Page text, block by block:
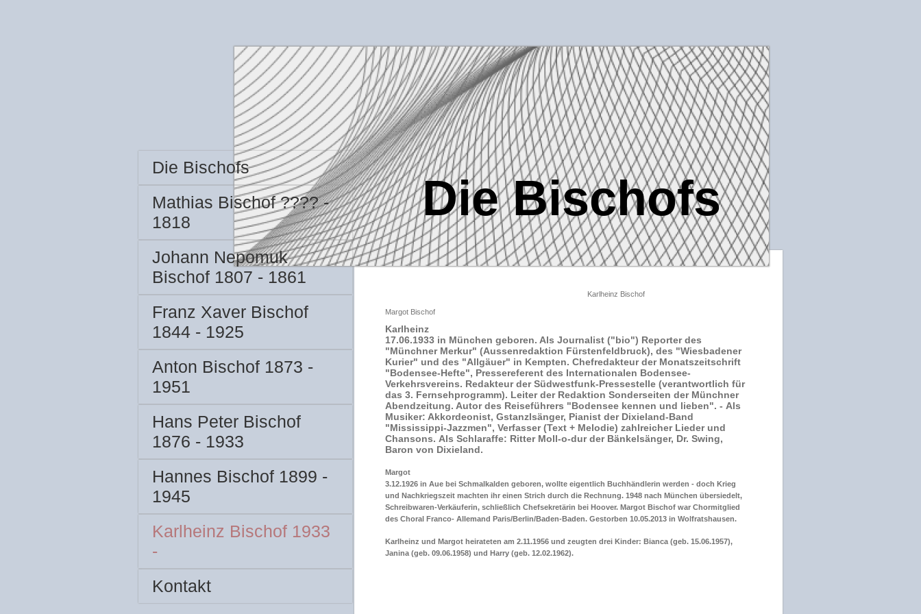
Die Bischofs
Die Bischofs
Mathias Bischof ???? -
1818
Johann Nepomuk
Bischof 1807 - 1861
Franz Xaver Bischof
1844 - 1925
Anton Bischof 1873 -
1951
Hans Peter Bischof
1876 - 1933
Hannes Bischof 1899 -
1945
Karlheinz Bischof 1933
-
Kontakt
Karlheinz Bischof
Margot Bischof
Karlheinz
17.06.1933 in München geboren. Als Journalist ("bio") Reporter des
"Münchner Merkur" (Aussenredaktion Fürstenfeldbruck), des "Wiesbadener
Kurier" und des "Allgäuer" in Kempten. Chefredakteur der Monatszeitschrift
"Bodensee-Hefte", Pressereferent des Internationalen Bodensee-
Verkehrsvereins. Redakteur der Südwestfunk-Pressestelle (verantwortlich für
das 3. Fernsehprogramm). Leiter der Redaktion Sonderseiten der Münchner
Abendzeitung. Autor des Reiseführers "Bodensee kennen und lieben". - Als
Musiker: Akkordeonist, Gstanzlsänger, Pianist der Dixieland-Band
"Mississippi-Jazzmen", Verfasser (Text + Melodie) zahlreicher Lieder und
Chansons. Als Schlaraffe: Ritter Moll-o-dur der Bänkelsänger, Dr. Swing,
Baron von Dixieland.
Margot
3.12.1926 in Aue bei Schmalkalden geboren, wollte eigentlich Buchhändlerin werden - doch Krieg
und Nachkriegszeit machten ihr einen Strich durch die Rechnung. 1948 nach München übersiedelt,
Schreibwaren-Verkäuferin, schließlich Chefsekretärin bei Hoover. Margot Bischof war Chormitglied
des Choral Franco- Allemand Paris/Berlin/Baden-Baden. Gestorben 10.05.2013 in Wolfratshausen.
Karlheinz und Margot heirateten am 2.11.1956 und zeugten drei Kinder: Bianca (geb. 15.06.1957),
Janina (geb. 09.06.1958) und Harry (geb. 12.02.1962).